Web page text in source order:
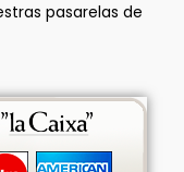
pasarelas de